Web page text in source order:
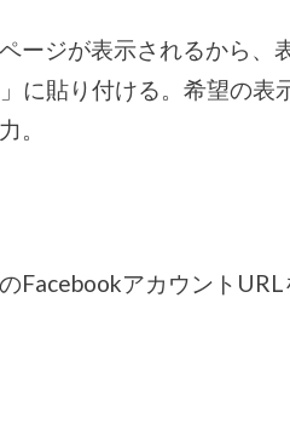
ージが表示されるから
に貼り付ける。希望の表
。
Facebookアカウント